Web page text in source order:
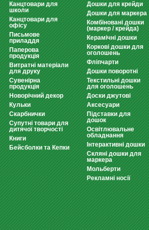
Канцтовари для
школи
Канцтовари для
офісу
Письмове
приладдя
Паперова
продукція
Витратні матеріали
для друку
Сувенірна
продукція
Новорічний декор
Кульки
Скарбнички
Супутні товари для
дитячої творчості
Книги
Бейсболки та Кепки
Дошки для крейди
Дошки для маркера
Комбіновані дошки
(маркер / крейда)
Керамічні дошки
Коркові дошки для
оголошень
Фліпчарти
Дошки поворотні
Текстильні дошки
для оголошень
Доски джутові
Аксесуари
Підставки для
дошок
Освітлювальне
обладнання
Інтерактивні дошки
Скляні дошки для
маркера
Мольберти
Рекламні носії